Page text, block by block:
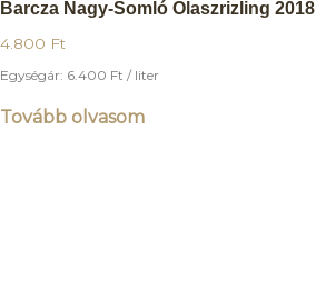
Barcza Nagy-Somló Olaszrizling 2018
4.800 Ft
Egységár: 6.400 Ft / liter
Tovább olvasom